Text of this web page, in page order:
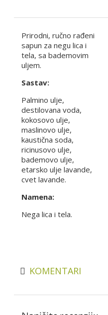
Prirodni, ručno rađeni
sapun za negu lica i
tela, sa bademovim
uljem.
Sastav:
Palmino ulje,
destilovana voda,
kokosovo ulje,
maslinovo ulje,
kaustična soda,
ricinusovo ulje,
bademovo ulje,
etarsko ulje lavande,
cvet lavande.
Namena:
Nega lica i tela.
KOMENTARI